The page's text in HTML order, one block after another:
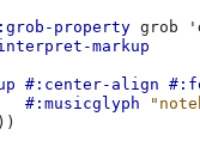
property grob
markup
#:center-align
#:musicglyph